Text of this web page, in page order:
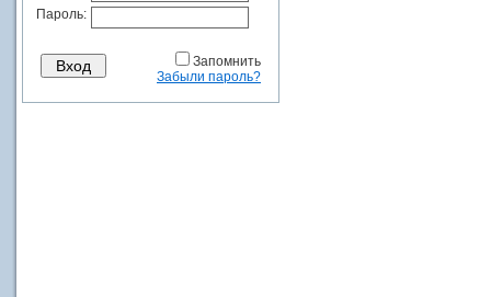
Пароль:
Запомнить
Забыли пароль?